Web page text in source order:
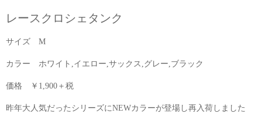
レースクロシェタンク
サイズ M
カラー ホワイト,イエロー,サックス,グレー,ブラック
価格 ￥1,900＋税
昨年大人気だったシリーズにNEWカラーが登場し再入荷しました